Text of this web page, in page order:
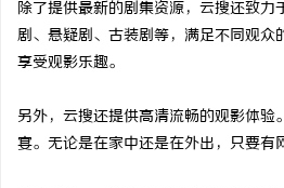
除了提供最新的剧集资源，云搜还致
剧、悬疑剧、古装剧等，满足不同观
享受观影乐趣。
另外，云搜还提供高清流畅的观影体
宴。无论是在家中还是在外出，只要